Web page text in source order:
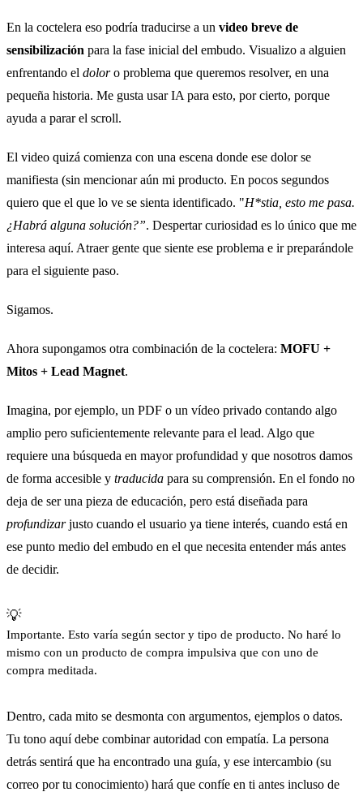
En la coctelera eso podría traducirse a un video breve de
sensibilización para la fase inicial del embudo. Visualizo a alguien
enfrentando el doloro problema que queremos resolver, en una
pequeña historia. Me gusta usar IA para esto, por cierto, porque
ayuda a parar el scroll.
El video quizá comienza con una escena donde ese dolor se
manifiesta (sin mencionar aún mi producto. En pocos segundos
quiero que el que lo ve se sienta identificado. "H*stia, esto me pasa.
¿Habrá alguna solución?”. Despertar curiosidad es lo único que me
interesa aquí. Atraer gente que siente ese problema e ir preparándole
para el siguiente paso.
Sigamos.
Ahora supongamos otra combinación de la coctelera: MOFU +
Mitos + Lead Magnet.
Imagina, por ejemplo, un PDF o un vídeo privado contando algo
amplio pero suficientemente relevante para el lead. Algo que
requiere una búsqueda en mayor profundidad y que nosotros damos
de forma accesible y traducida para su comprensión. En el fondo no
deja de ser una pieza de educación, pero está diseñada para
profundizarjusto cuando el usuario ya tiene interés, cuando está en
ese punto medio del embudo en el que necesita entender más antes
de decidir.
💡
Importante. Esto varía según sector y tipo de producto. No haré lo
mismo con un producto de compra impulsiva que con uno de
compra meditada.
Dentro, cada mito se desmonta con argumentos, ejemplos o datos.
Tu tono aquí debe combinar autoridad con empatía. La persona
detrás sentirá que ha encontrado una guía, y ese intercambio (su
correo por tu conocimiento) hará que confíe en ti antes incluso de